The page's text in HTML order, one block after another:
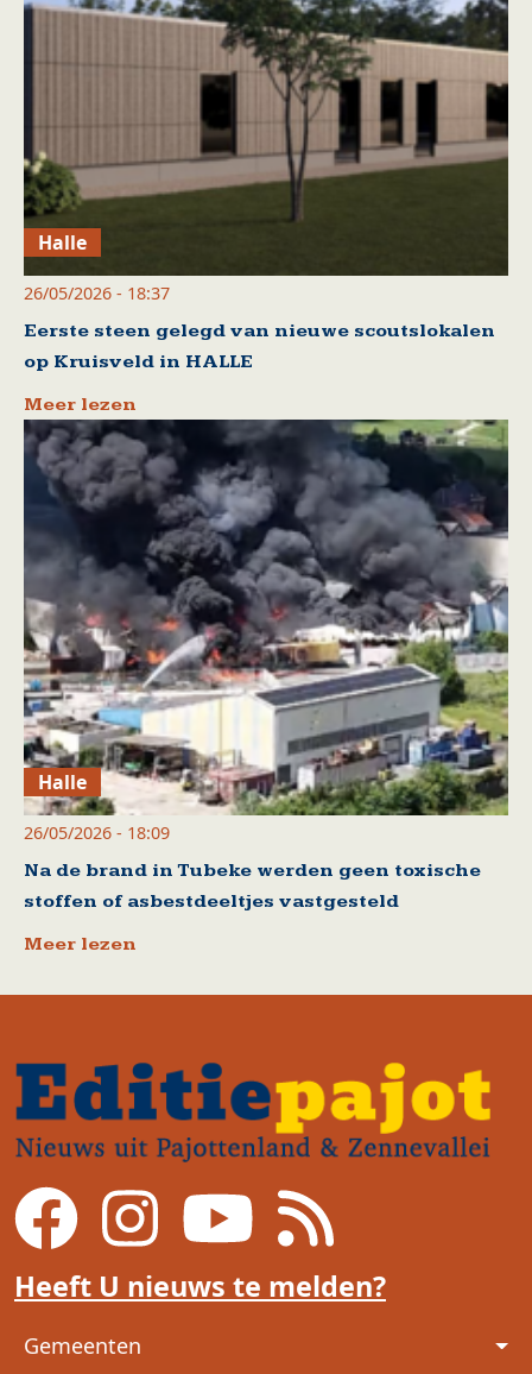
Halle
26/05/2026 - 18:37
Eerste steen gelegd van nieuwe scoutslokalen
op Kruisveld in HALLE
Meer lezen
Halle
26/05/2026 - 18:09
Na de brand in Tubeke werden geen toxische
stoffen of asbestdeeltjes vastgesteld
Meer lezen
Heeft U nieuws te melden?
Voet
Gemeenten